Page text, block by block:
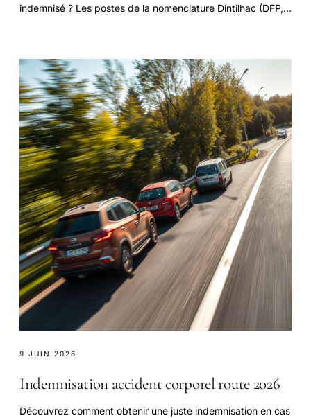
indemnisé ? Les postes de la nomenclature Dintilhac (DFP,
9 JUIN 2026
Indemnisation accident corporel route 2026
Découvrez comment obtenir une juste indemnisation en cas